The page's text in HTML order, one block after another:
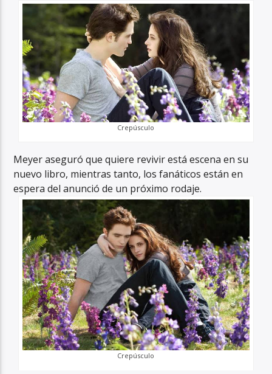
Crepúsculo
Meyer aseguró que quiere revivir está escena en su
nuevo libro, mientras tanto, los fanáticos están en
espera del anunció de un próximo rodaje.
Crepúsculo